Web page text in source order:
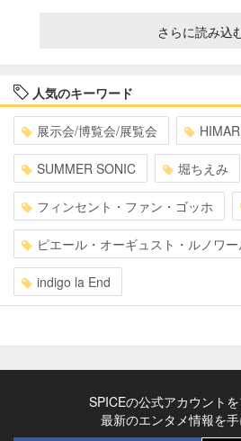
さらに読み込
人気のキーワード
展示会/博覧会/展覧会
SUMMER SONIC 堀ちえみ
フィンセント・ファン・ゴッホ
ピエール・オーギュスト・ルノワ
indigo la End
SPICEの公式アカウント
最新のエンタメ情報を